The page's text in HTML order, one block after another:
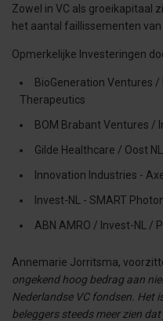
Zowel in VC als groeikapitaal
het aantal faillissementen
Opmerkelijke Investeringen
BioGeneration Ventures /
Therapeutics
BOM Brabant Ventures /
Gilde Healthcare / Oost
Innovation Industries -
Invest-NL - SMART
ABN AMRO / Invest-NL /
Annemarie Jorritsma,
ongekend hoog bedrag aan
Nederlandse VC fondsen. Het
beleggers steeds meer zien